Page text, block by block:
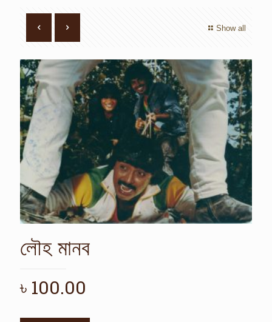
Show all
লৌহ মানব
৳ 100.00